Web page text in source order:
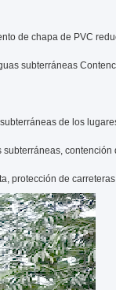
de chapa de PVC
subterráneas
de los
contención
protección de